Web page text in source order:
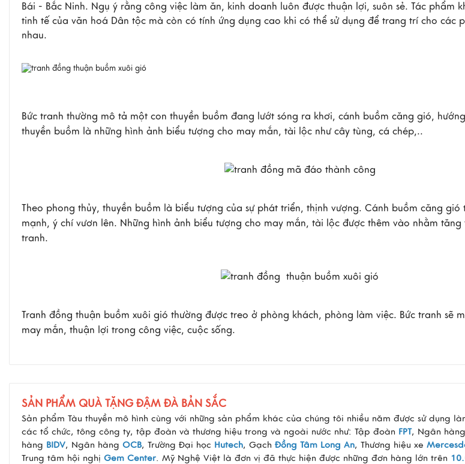
Bái - Bắc Ninh. Ngụ ý rằng công việc làm ăn, kinh doanh luôn được thuận lợi, suôn sẻ. Tác phẩm
tinh tế của văn hoá Dân tộc mà còn có tính ứng dụng cao khi có thể sử dụng để trang trí cho các
nhau.
Bức tranh thường mô tả một con thuyền buồm đang lướt sóng ra khơi, cánh buồm căng gió,
thuyền buồm là những hình ảnh biểu tượng cho may mắn, tài lộc như cây tùng, cá chép,..
Theo phong thủy, thuyền buồm là biểu tượng của sự phát triển, thịnh vượng. Cánh buồm căng gió
mạnh, ý chí vươn lên. Những hình ảnh biểu tượng cho may mắn, tài lộc được thêm vào nhằm
tranh.
Tranh đồng thuận buồm xuôi gió thường được treo ở phòng khách, phòng làm việc. Bức tranh sẽ
may mắn, thuận lợi trong công việc, cuộc sống.
SẢN PHẨM QUÀ TẶNG ĐẬM ĐÀ BẢN SẮC
Sản phẩm Tàu thuyền mô hình cùng với những sản phẩm khác của chúng tôi nhiều năm được sử dụng
các tổ chức, tông công ty, tập đoàn và thương hiệu trong và ngoài nước như: Tập đoàn FPT, Ngân hàng
hàng BIDV, Ngân hàng OCB, Trường Đại học Hutech, Gạch Đồng Tâm Long An, Thương hiệu xe
Trung tâm hội nghị Gem Center. Mỹ Nghệ Việt là đơn vị đã thực hiện được những đơn hàng lớn trên